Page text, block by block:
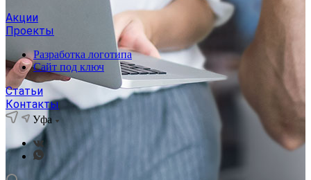
Акции
Проекты
Разработка логотипа
Сайт под ключ
Статьи
Контакты
Уфа